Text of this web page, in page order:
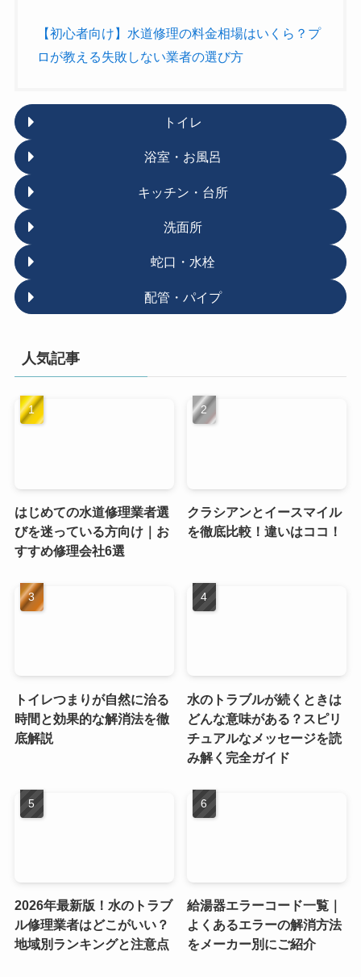
【初心者向け】水道修理の料金相場はいくら？プ
ロが教える失敗しない業者の選び方
トイレ
浴室・お風呂
キッチン・台所
洗面所
蛇口・水栓
配管・パイプ
人気記事
はじめての水道修理業者選
びを迷っている方向け｜お
すすめ修理会社6選
クラシアンとイースマイル
を徹底比較！違いはココ！
トイレつまりが自然に治る
時間と効果的な解消法を徹
底解説
水のトラブルが続くときは
どんな意味がある？スピリ
チュアルなメッセージを読
み解く完全ガイド
2026年最新版！水のトラブ
ル修理業者はどこがいい？
地域別ランキングと注意点
給湯器エラーコード一覧｜
よくあるエラーの解消方法
をメーカー別にご紹介